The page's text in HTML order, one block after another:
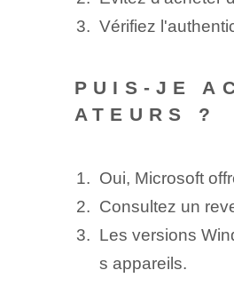
Vérifiez
PUIS-JE
ATEURS ?
Oui, Microsoft
Consultez un
Les versions
s appareils.